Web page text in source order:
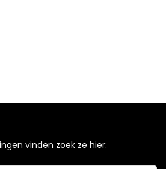
vinden zoek ze hier: